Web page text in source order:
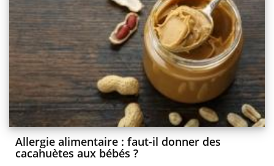
Allergie alimentaire : faut-il donner des
cacahuètes aux bébés ?